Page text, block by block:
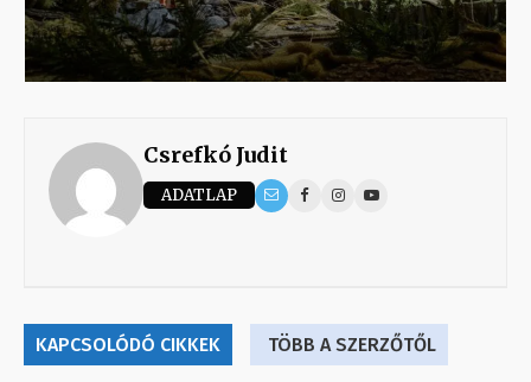
Csrefkó Judit
ADATLAP
KAPCSOLÓDÓ CIKKEK TÖBB A SZERZŐTŐL